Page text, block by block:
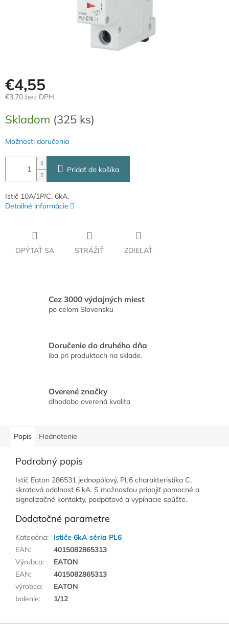
€4,55
€3,70 bez DPH
cena:
Skladom (325 ks)
Možnosti doručenia
Pridať do košíka
Istič 10A/1P/C, 6kA.
Detailné informácie
OPÝTAŤ SA STRÁŽIŤ ZDIEĽAŤ
Cez 3000 výdajných miest
po celom Slovensku
Doručenie do druhého dňa
iba pri produktoch na sklade.
Overené značky
dlhodobo overená kvalita
Popis Hodnotenie
Podrobný popis
Istič Eaton 286531 jednopólový, PL6 charakteristika C,
skratová odolnosť 6 kA. S možnosťou pripojiť pomocné a
signalizačné kontakty, podpäťové a vypínacie spúšte.
Dodatočné parametre
Kategória:
Ističe 6kA séria PL6
EAN:
4015082865313
Výrobca:
EATON
EAN:
4015082865313
výrobca:
EATON
balenie: 1/12